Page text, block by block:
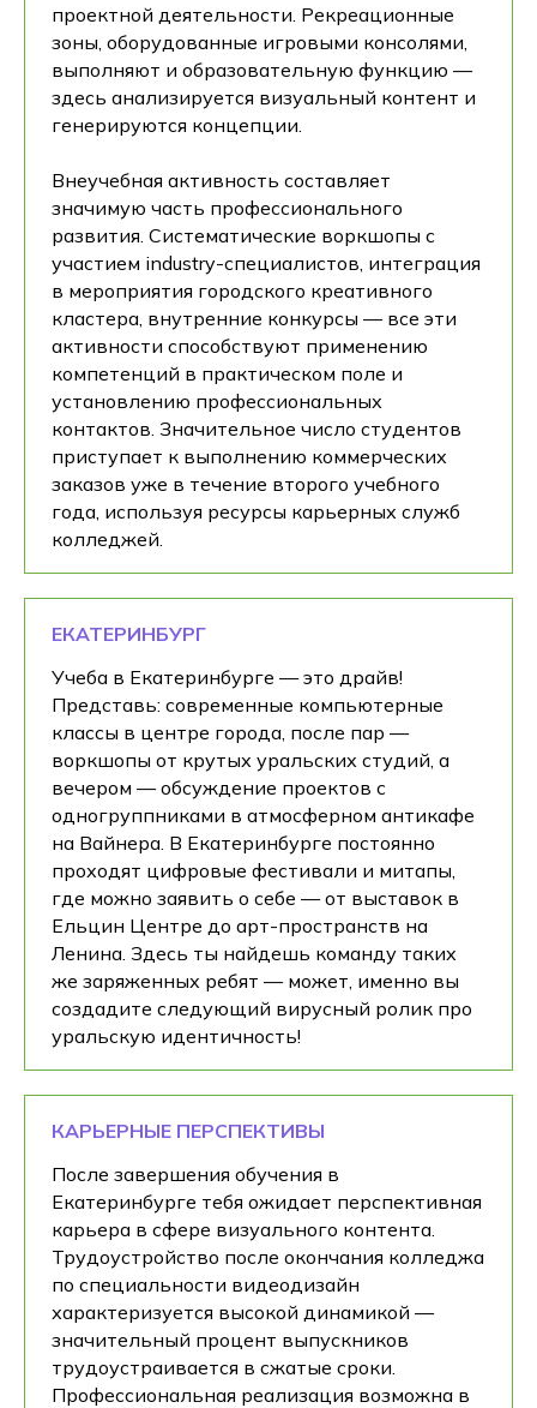
проектной деятельности. Рекреационные
зоны, оборудованные игровыми консолями,
выполняют и образовательную функцию —
здесь анализируется визуальный контент и
генерируются концепции.
Внеучебная активность составляет
значимую часть профессионального
развития. Систематические воркшопы с
участием industry-специалистов, интеграция
в мероприятия городского креативного
кластера, внутренние конкурсы — все эти
активности способствуют применению
компетенций в практическом поле и
установлению профессиональных
контактов. Значительное число студентов
приступает к выполнению коммерческих
заказов уже в течение второго учебного
года, используя ресурсы карьерных служб
колледжей.
ЕКАТЕРИНБУРГ
Учеба в Екатеринбурге — это драйв!
Представь: современные компьютерные
классы в центре города, после пар —
воркшопы от крутых уральских студий, а
вечером — обсуждение проектов с
одногруппниками в атмосферном антикафе
на Вайнера. В Екатеринбурге постоянно
проходят цифровые фестивали и митапы,
где можно заявить о себе — от выставок в
Ельцин Центре до арт-пространств на
Ленина. Здесь ты найдешь команду таких
же заряженных ребят — может, именно вы
создадите следующий вирусный ролик про
уральскую идентичность!
КАРЬЕРНЫЕ ПЕРСПЕКТИВЫ
После завершения обучения в
Екатеринбурге тебя ожидает перспективная
карьера в сфере визуального контента.
Трудоустройство после окончания колледжа
по специальности видеодизайн
характеризуется высокой динамикой —
значительный процент выпускников
трудоустраивается в сжатые сроки.
Профессиональная реализация возможна в